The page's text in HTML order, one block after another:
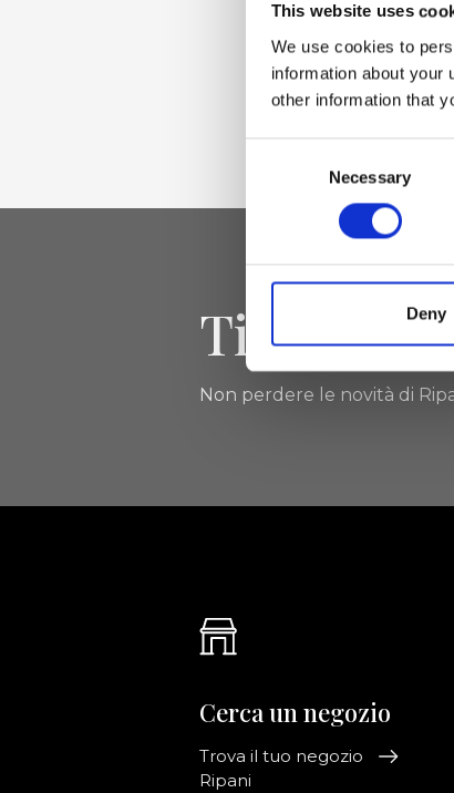
This website uses
We use cookies to
information about your
other information that
Necessary
Deny
Dimensione
Tieniti
Non perdere le novità di
Cerca un negozio
Trova il tuo negozio
Ripani